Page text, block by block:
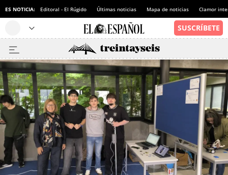
ES NOTICIA: Editoral - El Rúgido Últimas noticias Mapa de noticias Clamor